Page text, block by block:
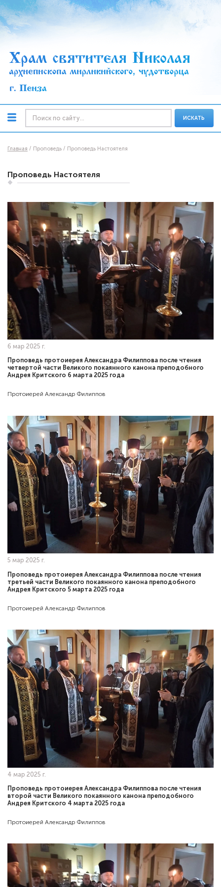
ИСКАТЬ
Главная Проповедь Проповедь Настоятеля
Проповедь Настоятеля
6 мар 2025 г.
Проповедь протоиерея Александра Филиппова после чтения
четвертой части Великого покаянного канона преподобного
Андрея Критского 6 марта 2025 года
Протоиерей Александр Филиппов
5 мар 2025 г.
Проповедь протоиерея Александра Филиппова после чтения
третьей части Великого покаянного канона преподобного
Андрея Критского 5 марта 2025 года
Протоиерей Александр Филиппов
4 мар 2025 г.
Проповедь протоиерея Александра Филиппова после чтения
второй части Великого покаянного канона преподобного
Андрея Критского 4 марта 2025 года
Протоиерей Александр Филиппов